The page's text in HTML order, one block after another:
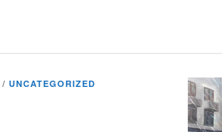
/ UNCATEGORIZED